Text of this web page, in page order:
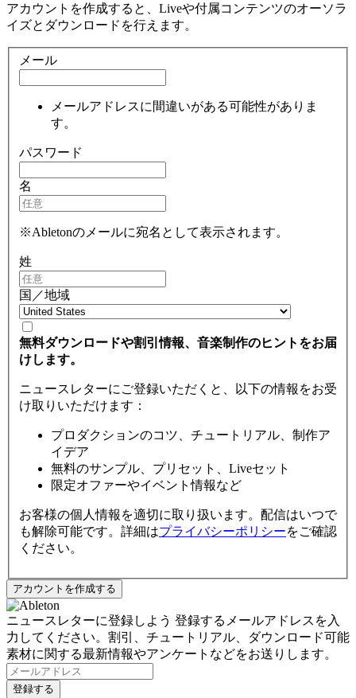
アカウントを作成すると、Liveや付属コンテンツのオーソラ
イズとダウンロードを行えます。
メール
メールアドレスに間違いがある可能性がありま
す。
パスワード
名
※Abletonのメールに宛名として表示されます。
姓
国／地域
無料ダウンロードや割引情報、音楽制作のヒントをお届
けします。
ニュースレターにご登録いただくと、以下の情報をお受
け取りいただけます：
プロダクションのコツ、チュートリアル、制作ア
イデア
無料のサンプル、プリセット、Liveセット
限定オファーやイベント情報など
お客様の個人情報を適切に取り扱います。配信はいつで
も解除可能です。詳細はプライバシーポリシーをご確認
ください。
ニュースレターに登録しよう 登録するメールアドレスを入
力してください。割引、チュートリアル、ダウンロード可能
素材に関する最新情報やアンケートなどをお送りします。